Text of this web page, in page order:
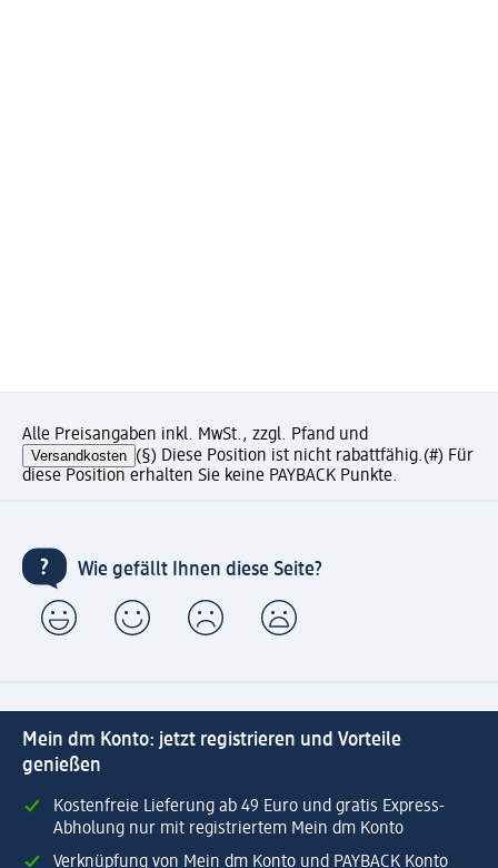
Alle Preisangaben inkl. MwSt., zzgl. Pfand und
Versandkosten (§) Diese Position ist nicht rabattfähig.(#) Für
diese Position erhalten Sie keine PAYBACK Punkte.
Wie gefällt Ihnen diese Seite?
Mein dm Konto: jetzt registrieren und Vorteile
genießen
Kostenfreie Lieferung ab 49 Euro und gratis Express-
Abholung nur mit registriertem Mein dm Konto
Verknüpfung von Mein dm Konto und PAYBACK Konto